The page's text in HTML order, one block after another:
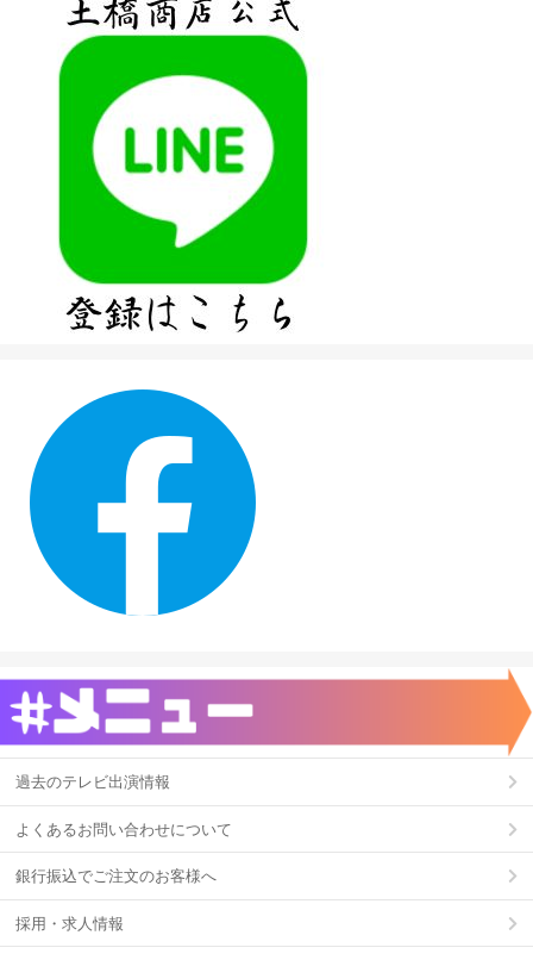
過去のテレビ出演情報
よくあるお問い合わせについて
銀行振込でご注文のお客様へ
採用・求人情報